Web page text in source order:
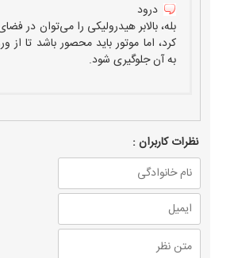
درود
بله، بالابر هیدرولیکی را می‌توان در
کرد، اما موتور باید محصور باشد تا
به آن جلوگیری شود.
نظرات كاربران :